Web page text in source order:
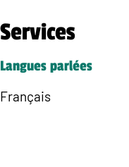
Services
Langues parlées
Français